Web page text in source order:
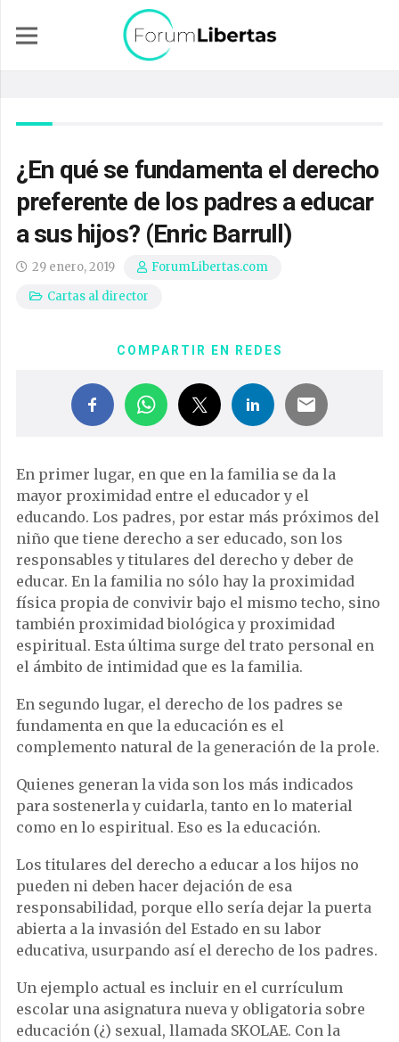
¿En qué se fundamenta el derecho
preferente de los padres a educar
a sus hijos? (Enric Barrull)
29 enero, 2019
ForumLibertas.com
Cartas al director
COMPARTIR EN REDES
En primer lugar, en que en la familia se da la
mayor proximidad entre el educador y el
educando. Los padres, por estar más próximos del
niño que tiene derecho a ser educado, son los
responsables y titulares del derecho y deber de
educar. En la familia no sólo hay la proximidad
física propia de convivir bajo el mismo techo, sino
también proximidad biológica y proximidad
espiritual. Esta última surge del trato personal en
el ámbito de intimidad que es la familia.
En segundo lugar, el derecho de los padres se
fundamenta en que la educación es el
complemento natural de la generación de la prole.
Quienes generan la vida son los más indicados
para sostenerla y cuidarla, tanto en lo material
como en lo espiritual. Eso es la educación.
Los titulares del derecho a educar a los hijos no
pueden ni deben hacer dejación de esa
responsabilidad, porque ello sería dejar la puerta
abierta a la invasión del Estado en su labor
educativa, usurpando así el derecho de los padres.
Un ejemplo actual es incluir en el currículum
escolar una asignatura nueva y obligatoria sobre
educación (¿) sexual, llamada SKOLAE. Con la